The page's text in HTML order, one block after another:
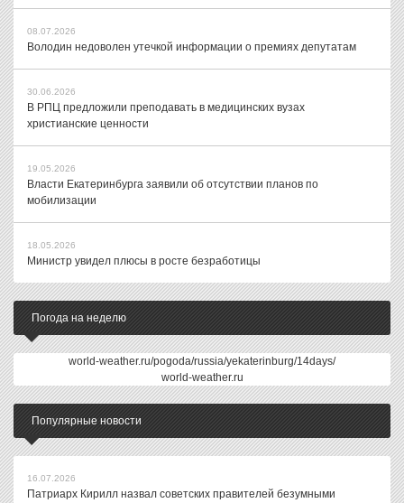
08.07.2026
Володин недоволен утечкой информации о премиях депутатам
30.06.2026
В РПЦ предложили преподавать в медицинских вузах
христианские ценности
19.05.2026
Власти Екатеринбурга заявили об отсутствии планов по
мобилизации
18.05.2026
Министр увидел плюсы в росте безработицы
Погода на неделю
world-weather.ru/pogoda/russia/yekaterinburg/14days/
world-weather.ru
Популярные новости
16.07.2026
Патриарх Кирилл назвал советских правителей безумными